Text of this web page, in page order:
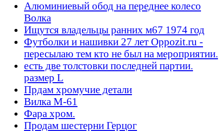
Алюминиевый обод на переднее колесо
Волка
Ищутся владельцы ранних м67 1974 год
Футболки и нашивки 27 лет Oppozit.ru -
пересылаю тем кто не был на мероприятии.
есть две толстовки последней партии.
размер L
Прдам хромучие детали
Вилка М-61
Фара хром.
Продам шестерни Герцог